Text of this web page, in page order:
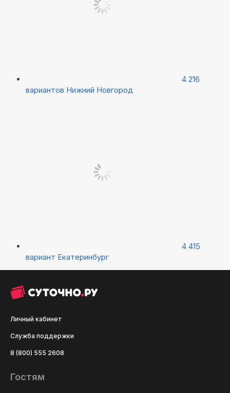
4 216
вариантов Нижний Новгород
4 415
вариант Екатеринбург
Личный кабинет
Служба поддержки
8 (800) 555 2608
Гостям